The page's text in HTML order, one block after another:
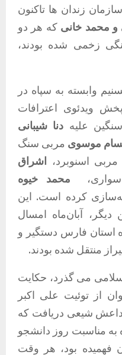
زندان ها تاکنون
و محمد خانی که هر دو
زخمی شده بودند،
وابسته به سپاه در
۲۳ آذر ۱۴۰۱ با پخش ویدئوی اعترافات
علیه دنا شیبانی
موسوی مربی سنگ
مربی اسنوبرد،
اشراق
محمد
خیوه
کرده است. این
به همراه ۲۰ تن دیگر، آبان‌ماه امسال
استان فارس دستگیر و
منتقل شده بودند.
می گذرد، حکایت
از توئیت علی اکبر
داعش شیعی دریافت که
مناسبت روز دانشجو
فهمیده بود، هر وقت